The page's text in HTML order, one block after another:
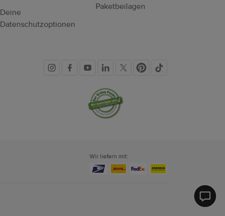
Deine
Datenschutzoptionen
Paketbeilagen
Soziale
Medien
Vertrauenssiegel
Wir liefern mit: